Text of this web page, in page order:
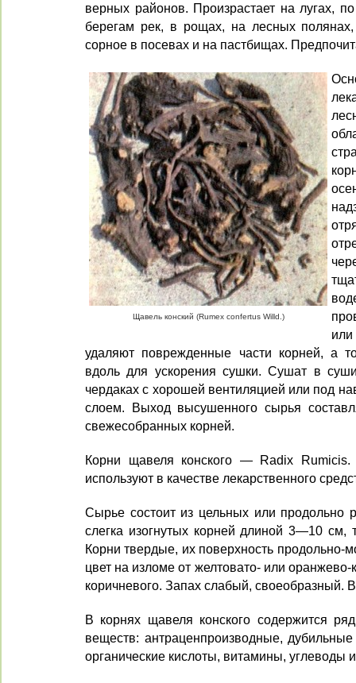
верных районов. Произрастает на лу­гах,
берегам рек, в рощах, на лесных
сорное в по­севах и на пастбищах.
Щавель конский (Rumex confertus Willd.)
удаляют поврежденные части корней, а
вдоль для ускорения сушки. Сушат в
чердаках с хо­рошей вентиляцией или под
слоем. Выход высушенного сырья
свежесобранных корней.
Корни щавеля конского — Radix Rumicis.
используют в качестве лекарственного
Сырье состоит из цельных или продольно
слег­ка изогнутых корней длиной 3—10
Корни твер­дые, их поверхность продольно-
цвет на изломе от желтовато- или оранжево-
коричневого. Запах слабый, своеобразный.
В корнях щавеля конского содер­жится
веществ: антраценпроизводные,
орга­нические кислоты, витамины, углеводы